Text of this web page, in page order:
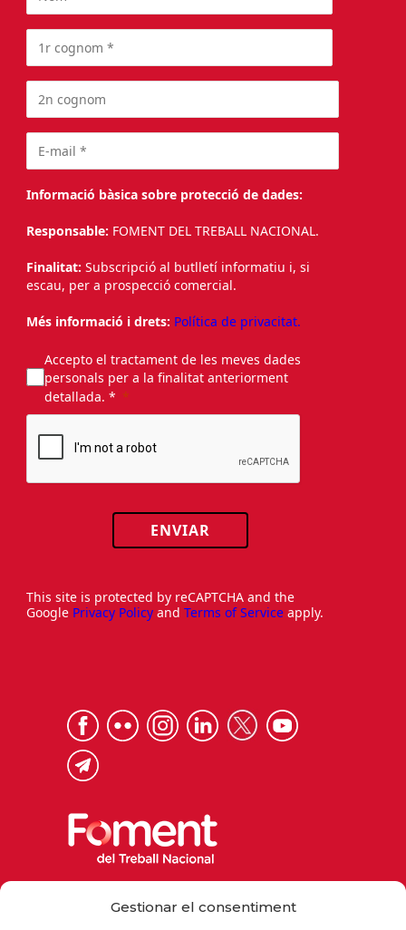
Gestionar el consentiment
Informació bàsica sobre protecció de dades:
Responsable: FOMENT DEL TREBALL NACIONAL.
Finalitat: Subscripció al butlletí informatiu i, si
escau, per a prospecció comercial.
Més informació i drets: Política de privacitat.
Accepto el tractament de les meves dades
personals per a la finalitat anteriorment
detallada. *
ENVIAR
This site is protected by reCAPTCHA and the
Google Privacy Policy and Terms of Service apply.